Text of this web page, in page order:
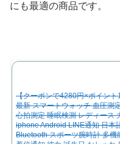
にも最適の商品です。
【クーポンで4280円×ポイン
最新 スマートウォッチ 血圧測
心拍測定 睡眠検測 レディース
iphone Android LINE通知 日本
Bluetooth スポーツ腕時計 多機